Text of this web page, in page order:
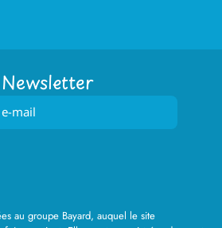
au groupe Bayard, auquel le site